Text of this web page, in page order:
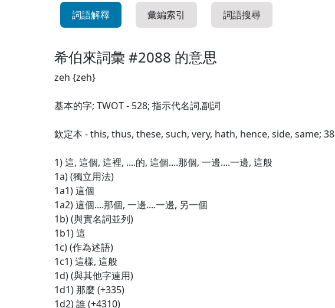
詞語解釋 彙編索引 詞語搜尋
希伯來詞彙 #2088 的意思
zeh {zeh}
基本的字; TWOT - 528; 指示代名詞,副詞
欽定本 - this, thus, these, such, very, hath, hence, side, same; 38
1) 這, 這個, 這裡, ....的, 這個....那個, 一邊....一邊, 這般
1a) (獨立用法)
1a1) 這個
1a2) 這個....那個, 一邊....一邊, 另一個
1b) (與實名詞並列)
1b1) 這
1c) (作為述語)
1c1) 這樣, 這般
1d) (與其他字連用)
1d1) 那麼 (+335)
1d2) 誰 (+4310)